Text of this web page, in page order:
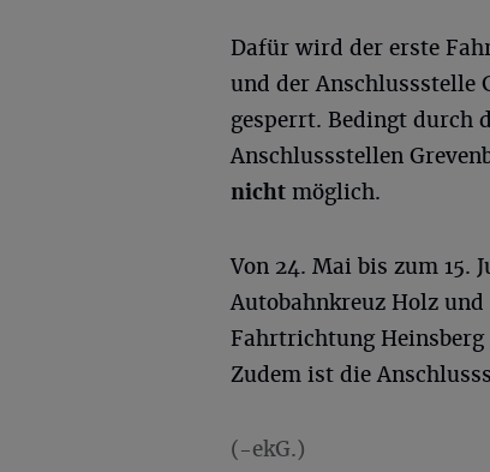
Dafür wird der erste
und der Anschlussstelle
gesperrt. Bedingt durch
Anschlussstellen
nicht möglich.
Von 24. Mai bis zum 15.
Autobahnkreuz Holz
Fahrtrichtung
Zudem ist die
(-ekG.)